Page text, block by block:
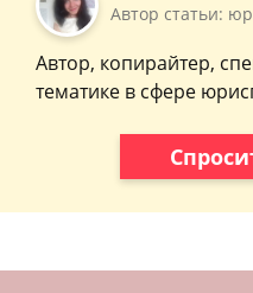
Автор статьи:
Автор, копирайтер,
тематике в сфере